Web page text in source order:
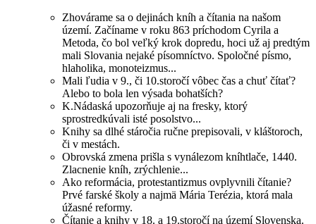
Zhovárame sa o dejinách kníh a čítania na našom
území. Začíname v roku 863 príchodom Cyrila a
Metoda, čo bol veľký krok dopredu, hoci už aj predtým
mali Slovania nejaké písomníctvo. Spoločné písmo,
hlaholika, monoteizmus...
Mali ľudia v 9., či 10.storočí vôbec čas a chuť čítať?
Alebo to bola len výsada bohatších?
K.Nádaská upozorňuje aj na fresky, ktorý
sprostredkúvali isté posolstvo...
Knihy sa dlhé stáročia ručne prepisovali, v kláštoroch,
či v mestách.
Obrovská zmena prišla s vynálezom kníhtlače, 1440.
Zlacnenie kníh, zrýchlenie...
Ako reformácia, protestantizmus ovplyvnili čítanie?
Prvé farské školy a najmä Mária Terézia, ktorá mala
úžasné reformy.
Čítanie a knihy v 18. a 19.storočí na území Slovenska.